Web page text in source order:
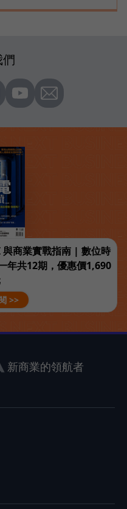
商業實戰指南 | 數位時
年共12期，優惠價1,690
>>
新商業的領航者